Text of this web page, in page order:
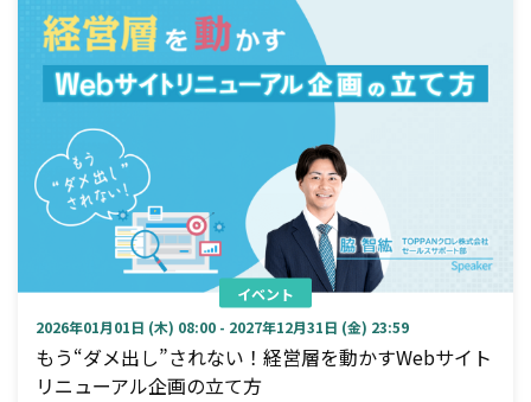
イベント
2026年01月01日 (木) 08:00 - 2027年12月31日 (金) 23:59
もう“ダメ出し”されない！経営層を動かすWebサイト
リニューアル企画の立て方